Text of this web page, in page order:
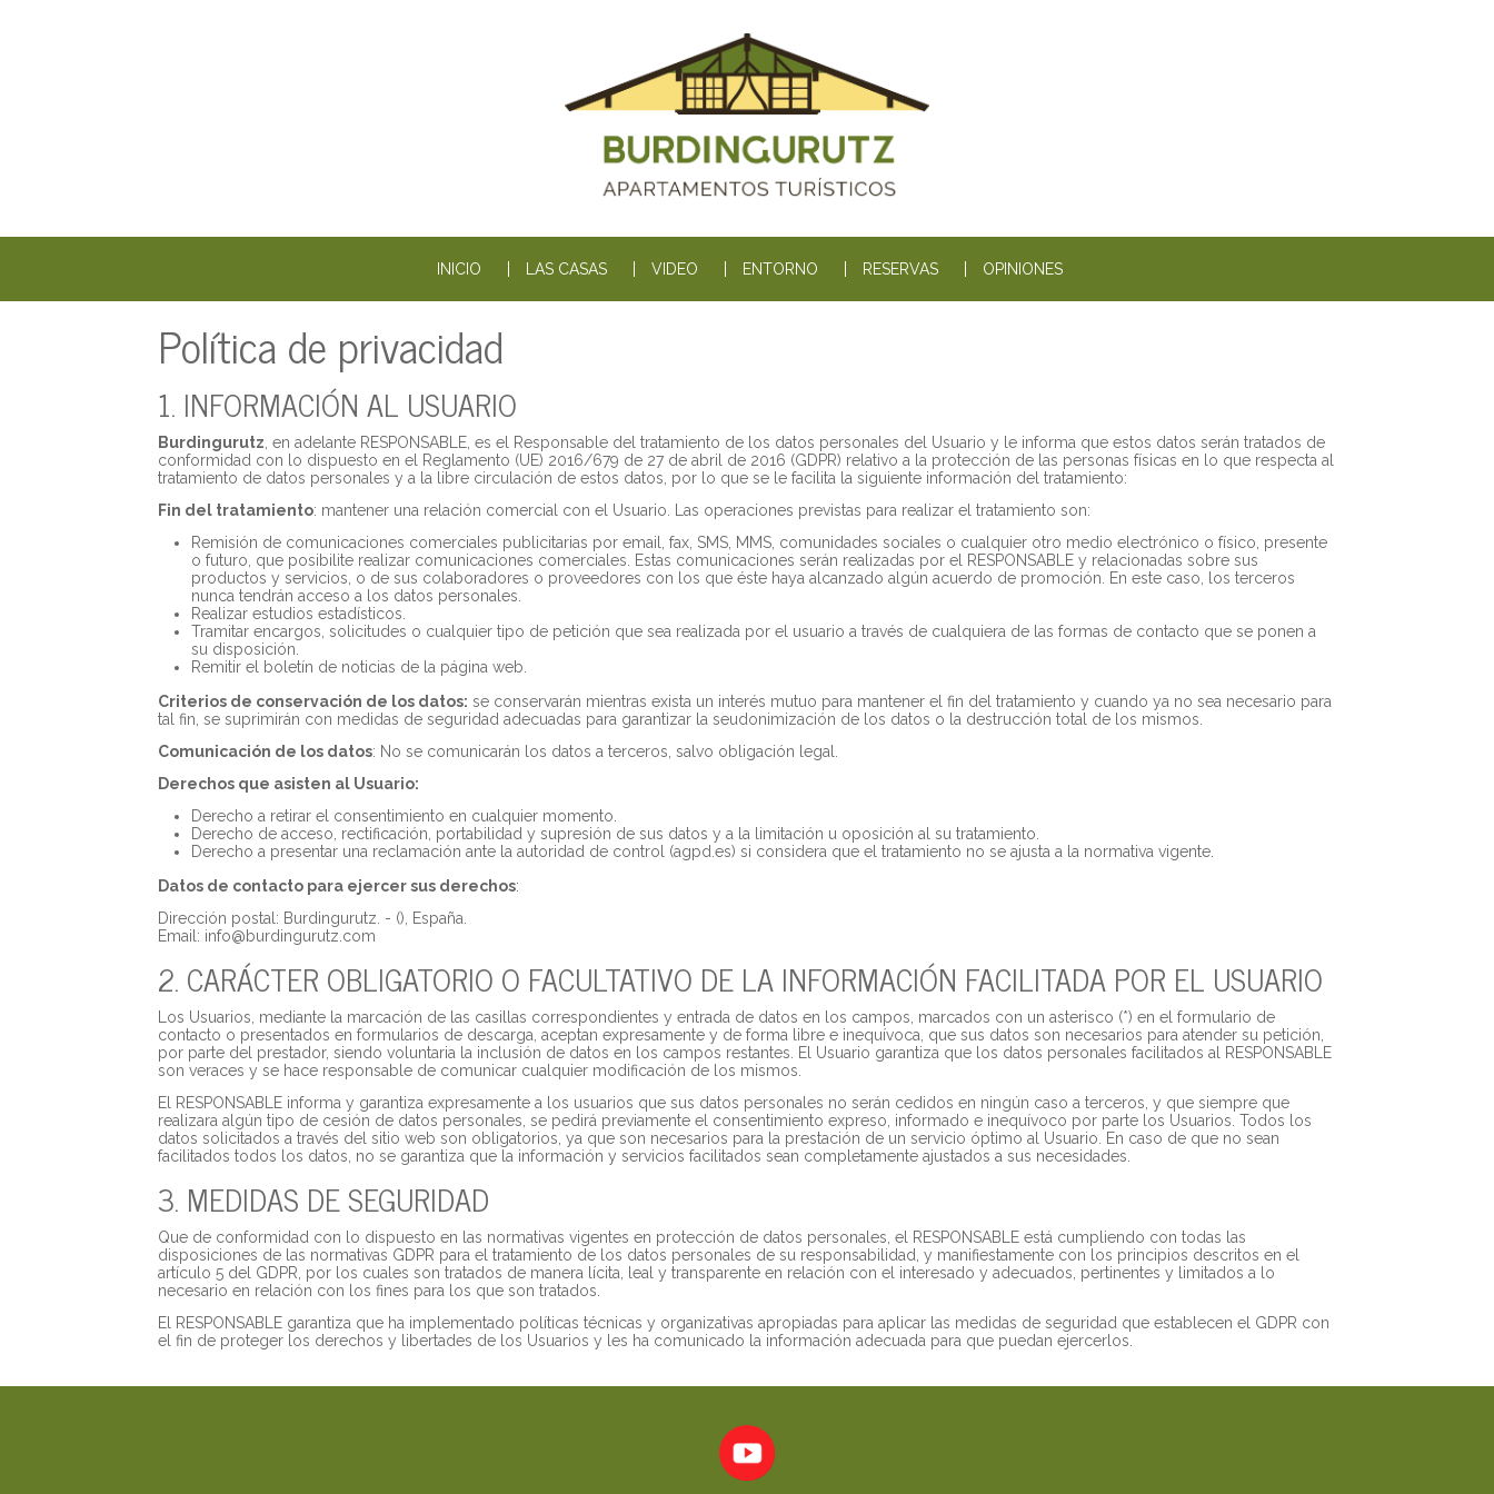
INICIO LAS CASAS VIDEO ENTORNO RESERVAS OPINIONES
Política de privacidad
1. INFORMACIÓN AL USUARIO
Burdingurutz , en adelante RESPONSABLE, es el Responsable del tratamiento de los datos personales del Usuario y le informa que estos datos serán tratados de
conformidad con lo dispuesto en el Reglamento (UE) 2016/679 de 27 de abril de 2016 (GDPR) relativo a la protección de las personas físicas en lo que respecta al
tratamiento de datos personales y a la libre circulación de estos datos, por lo que se le facilita la siguiente información del tratamiento:
Fin del tratamiento: mantener una relación comercial con el Usuario. Las operaciones previstas para realizar el tratamiento son:
Remisión de comunicaciones comerciales publicitarias por email, fax, SMS, MMS, comunidades sociales o cualquier otro medio electrónico o físico, presente
o futuro, que posibilite realizar comunicaciones comerciales. Estas comunicaciones serán realizadas por el RESPONSABLE y relacionadas sobre sus
productos y servicios, o de sus colaboradores o proveedores con los que éste haya alcanzado algún acuerdo de promoción. En este caso, los terceros
nunca tendrán acceso a los datos personales.
Realizar estudios estadísticos.
Tramitar encargos, solicitudes o cualquier tipo de petición que sea realizada por el usuario a través de cualquiera de las formas de contacto que se ponen a
su disposición.
Remitir el boletín de noticias de la página web.
Criterios de conservación de los datos: se conservarán mientras exista un interés mutuo para mantener el fin del tratamiento y cuando ya no sea necesario para
tal fin, se suprimirán con medidas de seguridad adecuadas para garantizar la seudonimización de los datos o la destrucción total de los mismos.
Comunicación de los datos: No se comunicarán los datos a terceros, salvo obligación legal.
Derechos que asisten al Usuario:
Derecho a retirar el consentimiento en cualquier momento.
Derecho de acceso, rectificación, portabilidad y supresión de sus datos y a la limitación u oposición al su tratamiento.
Derecho a presentar una reclamación ante la autoridad de control (agpd.es) si considera que el tratamiento no se ajusta a la normativa vigente.
Datos de contacto para ejercer sus derechos:
Dirección postal: Burdingurutz. - (), España.
Email: info@burdingurutz.com
2. CARÁCTER OBLIGATORIO O FACULTATIVO DE LA INFORMACIÓN FACILITADA POR EL USUARIO
Los Usuarios, mediante la marcación de las casillas correspondientes y entrada de datos en los campos, marcados con un asterisco (*) en el formulario de
contacto o presentados en formularios de descarga, aceptan expresamente y de forma libre e inequívoca, que sus datos son necesarios para atender su petición,
por parte del prestador, siendo voluntaria la inclusión de datos en los campos restantes. El Usuario garantiza que los datos personales facilitados al RESPONSABLE
son veraces y se hace responsable de comunicar cualquier modificación de los mismos.
El RESPONSABLE informa y garantiza expresamente a los usuarios que sus datos personales no serán cedidos en ningún caso a terceros, y que siempre que
realizara algún tipo de cesión de datos personales, se pedirá previamente el consentimiento expreso, informado e inequívoco por parte los Usuarios. Todos los
datos solicitados a través del sitio web son obligatorios, ya que son necesarios para la prestación de un servicio óptimo al Usuario. En caso de que no sean
facilitados todos los datos, no se garantiza que la información y servicios facilitados sean completamente ajustados a sus necesidades.
3. MEDIDAS DE SEGURIDAD
Que de conformidad con lo dispuesto en las normativas vigentes en protección de datos personales, el RESPONSABLE está cumpliendo con todas las
disposiciones de las normativas GDPR para el tratamiento de los datos personales de su responsabilidad, y manifiestamente con los principios descritos en el
artículo 5 del GDPR, por los cuales son tratados de manera lícita, leal y transparente en relación con el interesado y adecuados, pertinentes y limitados a lo
necesario en relación con los fines para los que son tratados.
El RESPONSABLE garantiza que ha implementado políticas técnicas y organizativas apropiadas para aplicar las medidas de seguridad que establecen el GDPR con
el fin de proteger los derechos y libertades de los Usuarios y les ha comunicado la información adecuada para que puedan ejercerlos.